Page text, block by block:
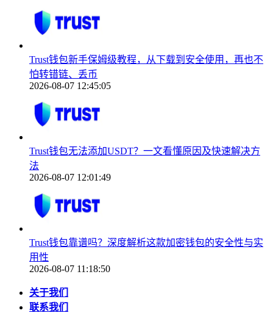
Trust钱包新手保姆级教程，从下载到安全使用，再也不
怕转错链、丢币
2026-08-07 12:45:05
Trust钱包无法添加USDT？一文看懂原因及快速解决方
法
2026-08-07 12:01:49
Trust钱包靠谱吗？深度解析这款加密钱包的安全性与实
用性
2026-08-07 11:18:50
关于我们
联系我们